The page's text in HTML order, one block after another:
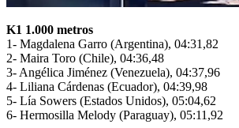
K1 1.000 metros
1- Magdalena Garro (Argentina), 04:31,82
2- Maira Toro (Chile), 04:36,48
3- Angélica Jiménez (Venezuela), 04:37,96
4- Liliana Cárdenas (Ecuador), 04:39,98
5- Lía Sowers (Estados Unidos), 05:04,62
6- Hermosilla Melody (Paraguay), 05:11,92